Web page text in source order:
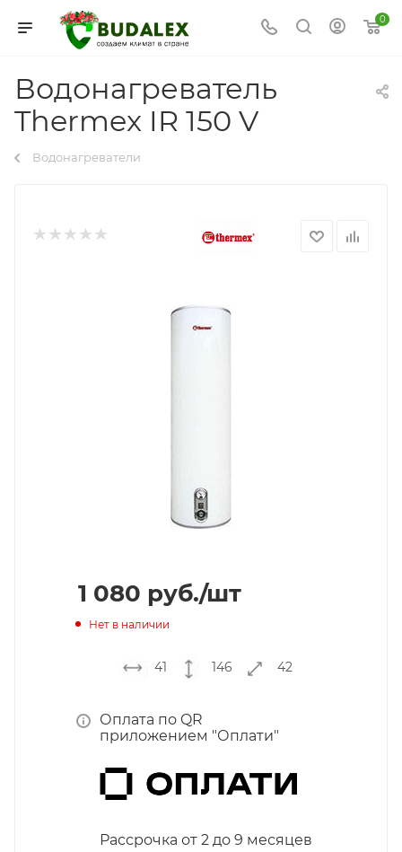
0
Водонагреватель
Thermex IR 150 V
Водонагреватели
1 080 руб./шт
Нет в наличии
41 146 42
Оплата по QR
приложением "Оплати"
Рассрочка от 2 до 9 месяцев